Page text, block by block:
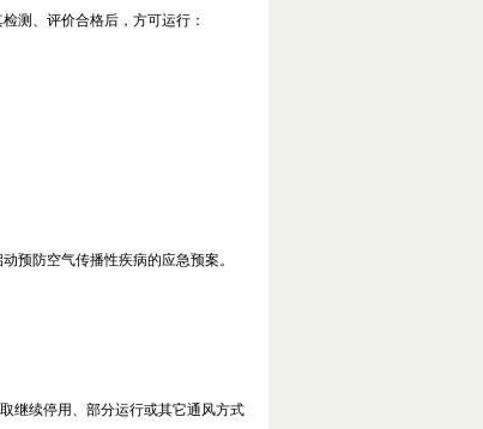
测、评价合格后，方可运行：
预防空气传播性疾病的应急预案。
继续停用、部分运行或其它通风方式